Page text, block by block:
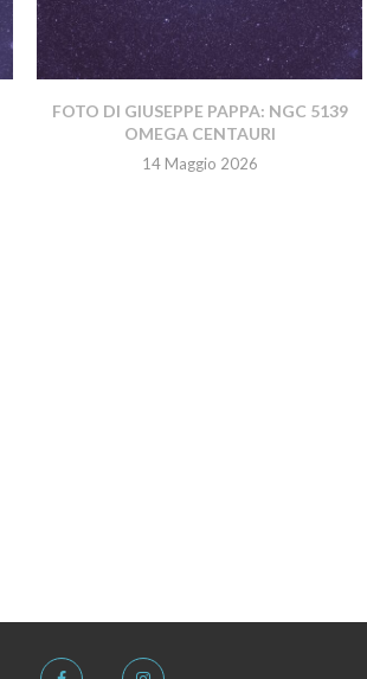
FOTO DI GIUSEPPE PAPPA: NGC 5139
OMEGA CENTAURI
14 Maggio 2026